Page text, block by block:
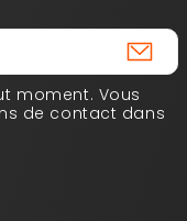
moment. Vous
de contact dans